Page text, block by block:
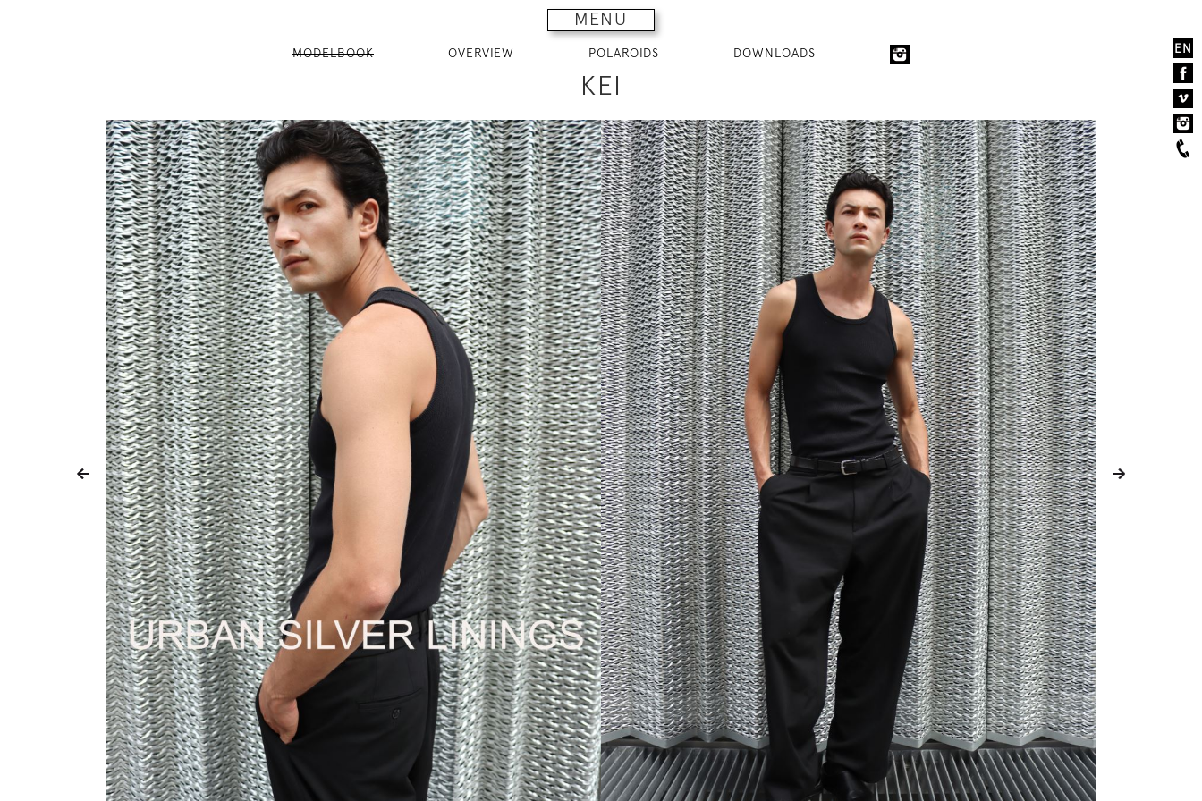
MENU
EN
MODELBOOK OVERVIEW POLAROIDS DOWNLOADS
KEI